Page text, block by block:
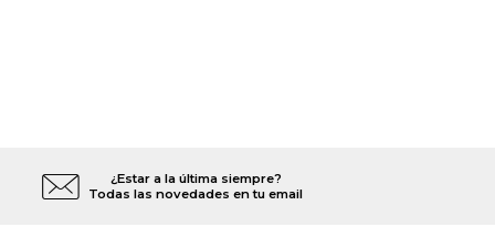
¿Estar a la última siempre?
Todas las novedades en tu email